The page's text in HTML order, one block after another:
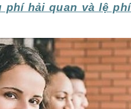
phí hải quan và lệ